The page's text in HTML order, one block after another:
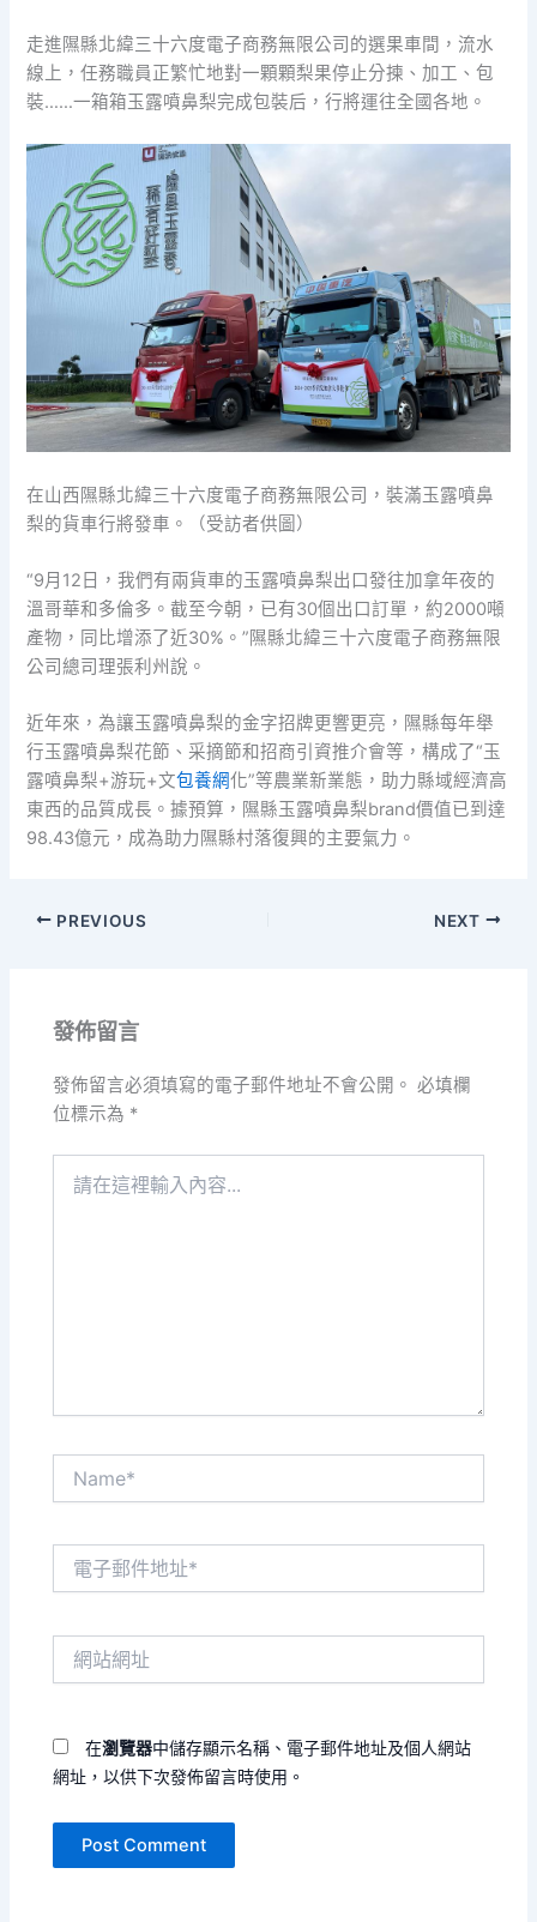
走進隰縣北緯三十六度電子商務無限公司的選果車間，流水
線上，任務職員正繁忙地對一顆顆梨果停止分揀、加工、包
裝……一箱箱玉露噴鼻梨完成包裝后，行將運往全國各地。
在山西隰縣北緯三十六度電子商務無限公司，裝滿玉露噴鼻
梨的貨車行將發車。（受訪者供圖）
“9月12日，我們有兩貨車的玉露噴鼻梨出口發往加拿年夜的
溫哥華和多倫多。截至今朝，已有30個出口訂單，約2000噸
產物，同比增添了近30%。”隰縣北緯三十六度電子商務無限
公司總司理張利州說。
近年來，為讓玉露噴鼻梨的金字招牌更響更亮，隰縣每年舉
行玉露噴鼻梨花節、采摘節和招商引資推介會等，構成了“玉
露噴鼻梨+游玩+文包養網化”等農業新業態，助力縣域經濟高
東西的品質成長。據預算，隰縣玉露噴鼻梨brand價值已到達
98.43億元，成為助力隰縣村落復興的主要氣力。
PREVIOUS NEXT
發佈留言
發佈留言必須填寫的電子郵件地址不會公開。 必填欄
位標示為 *
在瀏覽器中儲存顯示名稱、電子郵件地址及個人網站
網址，以供下次發佈留言時使用。